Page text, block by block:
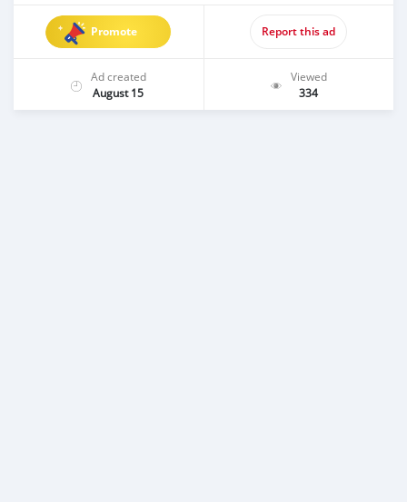
Promote Report this ad
Ad created
August 15
Viewed
334